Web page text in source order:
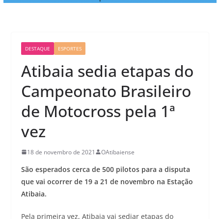
DESTAQUE ESPORTES
Atibaia sedia etapas do
Campeonato Brasileiro
de Motocross pela 1ª
vez
18 de novembro de 2021 OAtibaiense
São esperados cerca de 500 pilotos para a disputa
que vai ocorrer de 19 a 21 de novembro na Estação
Atibaia.
Pela primeira vez, Atibaia vai sediar etapas do